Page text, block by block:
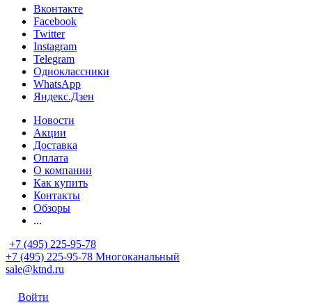
Вконтакте
Facebook
Twitter
Instagram
Telegram
Одноклассники
WhatsApp
Яндекс.Дзен
Новости
Акции
Доставка
Оплата
О компании
Как купить
Контакты
Обзоры
...
+7 (495) 225-95-78
+7 (495) 225-95-78 Многоканальный
sale@ktnd.ru
Войти